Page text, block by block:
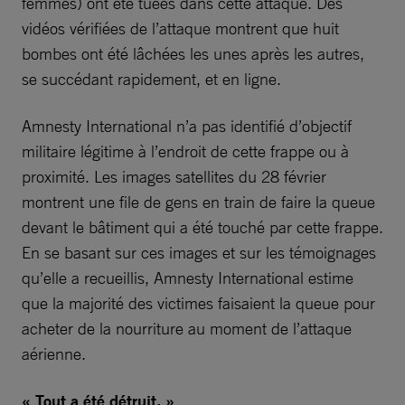
vidéos vérifiées de l’attaque montrent que huit
bombes ont été lâchées les unes après les autres,
se succédant rapidement, et en ligne.
Amnesty International n’a pas identifié d’objectif
militaire légitime à l’endroit de cette frappe ou à
proximité. Les images satellites du 28 février
montrent une file de gens en train de faire la queue
devant le bâtiment qui a été touché par cette frappe.
En se basant sur ces images et sur les témoignages
qu’elle a recueillis, Amnesty International estime
que la majorité des victimes faisaient la queue pour
acheter de la nourriture au moment de l’attaque
aérienne.